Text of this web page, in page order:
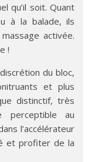
qu’il soit. Quant
à la balade, ils
activée.
!
du bloc,
et plus
distinctif, très
perceptible au
l’accélérateur
et profiter de la